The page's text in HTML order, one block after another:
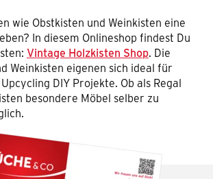
wie Obstkisten und Weinkisten eine
In diesem Onlineshop findest Du
Vintage Holzkisten Shop. Die
Weinkisten eigenen sich ideal für
DIY Projekte. Ob als Regal
besondere Möbel selber zu